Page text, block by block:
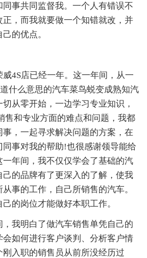
事共同监督我。一个人有错误不
，而我就要做一个知错就改，并
的优点。
店已经一年。这一年间，从一
什么意思的汽车菜鸟蜕变成熟知汽
从零开始，一边学习专业知识，
售和专业方面的难点和问题，我都
，一起寻求解决问题的方案，在
同事对我的帮助!也很感谢领导能给
年间，我不仅仅学会了基础的汽
的品牌有了更深入的了解，使我
事的工作，自己所销售的汽车。
的岗位才能做好本职工作。
我明白了做汽车销售单凭自己的
如何进行客户谈判、分析客户情
入职的销售员从前所没经历过